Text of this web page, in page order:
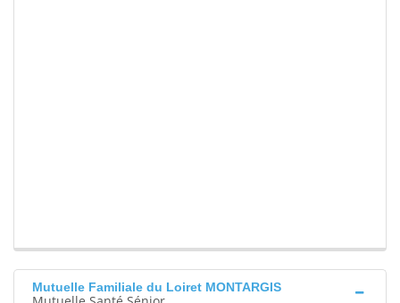
Mutuelle Familiale du Loiret MONTARGIS